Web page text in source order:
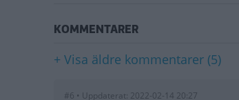
KOMMENTARER
+ Visa äldre kommentarer (5)
#6 • Uppdaterat: 2022-02-14 20:27